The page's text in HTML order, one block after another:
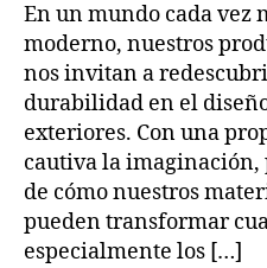
En un mundo cada vez
moderno, nuestros
nos invitan a
durabilidad en el
exteriores. Con una
cautiva la
de cómo nuestros
pueden transformar
especialmente los […]